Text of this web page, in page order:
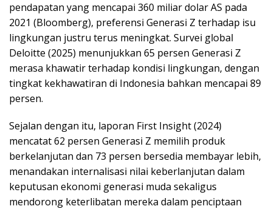
pendapatan yang mencapai 360 miliar dolar AS pada
2021 (Bloomberg), preferensi Generasi Z terhadap isu
lingkungan justru terus meningkat. Survei global
Deloitte (2025) menunjukkan 65 persen Generasi Z
merasa khawatir terhadap kondisi lingkungan, dengan
tingkat kekhawatiran di Indonesia bahkan mencapai 89
persen.
Sejalan dengan itu, laporan First Insight (2024)
mencatat 62 persen Generasi Z memilih produk
berkelanjutan dan 73 persen bersedia membayar lebih,
menandakan internalisasi nilai keberlanjutan dalam
keputusan ekonomi generasi muda sekaligus
mendorong keterlibatan mereka dalam penciptaan